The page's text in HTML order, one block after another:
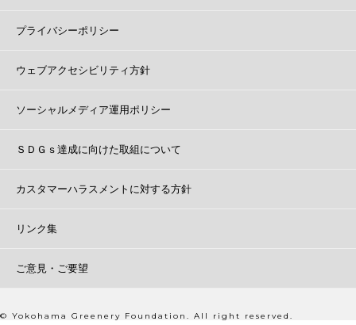
プライバシーポリシー
ウェブアクセシビリティ方針
ソーシャルメディア運用ポリシー
ＳＤＧｓ達成に向けた取組について
カスタマーハラスメントに対する方針
リンク集
ご意見・ご要望
© Yokohama Greenery Foundation. All right reserved.